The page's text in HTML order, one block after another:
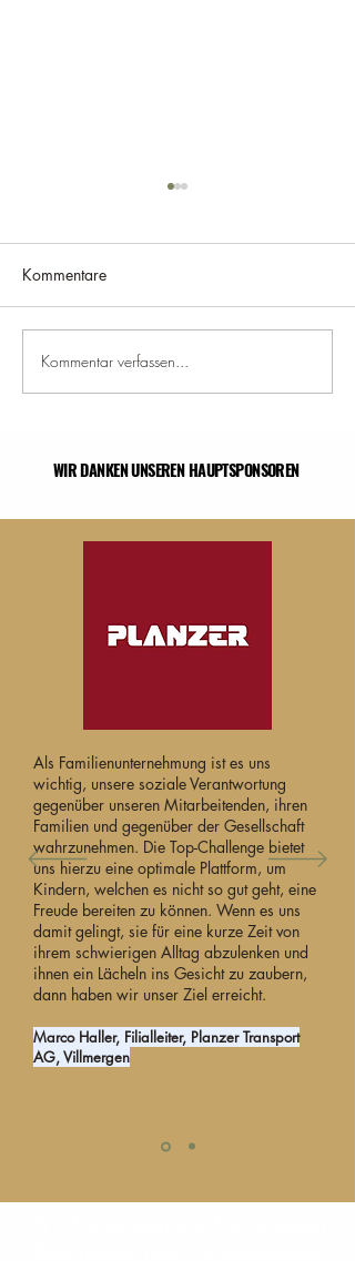
Biken im Toggenburg 2.
Tag
Kommentare
Kommentar verfassen...
WIR DANKEN UNSEREN HAUPTSPONSOREN
WIR DANKEN UNSEREN HAUPTSPONSOREN
Als Familienunternehmung ist es uns
wichtig, unsere soziale Verantwortung
gegenüber unseren Mitarbeitenden, ihren
Familien und gegenüber der Gesellschaft
wahrzunehmen. Die Top-Challenge bietet
uns hierzu eine optimale Plattform, um
Kindern, welchen es nicht so gut geht, eine
Freude bereiten zu können. Wenn es uns
damit gelingt, sie für eine kurze Zeit von
ihrem schwierigen Alltag abzulenken und
ihnen ein Lächeln ins Gesicht zu zaubern,
dann haben wir unser Ziel erreicht.
Marco Haller, Filialleiter, Planzer Transport
AG, Villmergen